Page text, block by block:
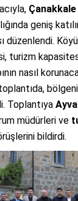
geniş
düzenlendi.
turizm
nasıl
Toplantıya
müdürleri ve
bildirdi.